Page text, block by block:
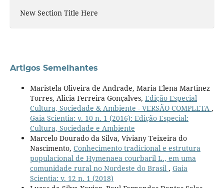
New Section Title Here
Artigos Semelhantes
Maristela Oliveira de Andrade, Maria Elena Martinez
Torres, Alicia Ferreira Gonçalves, Edição Especial
Cultura, Sociedade & Ambiente - VERSÃO COMPLETA ,
Gaia Scientia: v. 10 n. 1 (2016): Edição Especial:
Cultura, Sociedade e Ambiente
Marcelo Dourado da Silva, Viviany Teixeira do
Nascimento, Conhecimento tradicional e estrutura
populacional de Hymenaea courbaril L., em uma
comunidade rural no Nordeste do Brasil , Gaia
Scientia: v. 12 n. 1 (2018)